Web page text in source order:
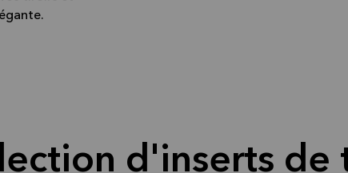
d'inserts de